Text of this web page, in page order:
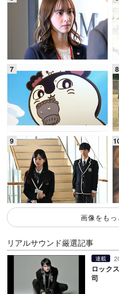
画像をもっ
リアルサウンド厳選記事
連載
ロック
司